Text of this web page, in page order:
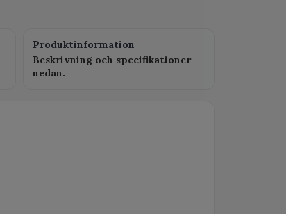
Produktinformation
Beskrivning och specifikationer
nedan.